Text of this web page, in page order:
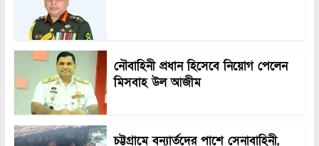
নৌবাহিনী প্রধান হিসেবে নিয়োগ পেলেন
মিসবাহ উল আজীম
চট্টগ্রামে বন্যার্তদের পাশে সেনাবাহিনী,